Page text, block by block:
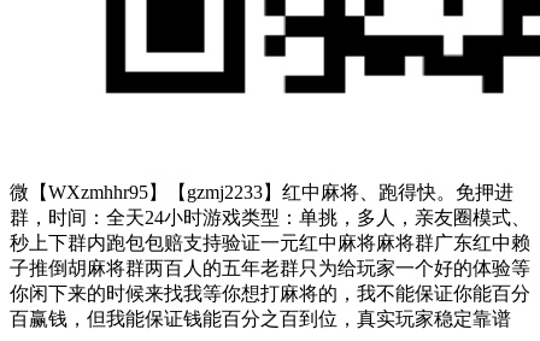
微【WXzmhhr95】【gzmj2233】红中麻将、跑得快。免押进
群，时间：全天24小时游戏类型：单挑，多人，亲友圈模式、
秒上下群内跑包包赔支持验证一元红中麻将麻将群广东红中赖
子推倒胡麻将群两百人的五年老群只为给玩家一个好的体验等
你闲下来的时候来找我等你想打麻将的，我不能保证你能百分
百赢钱，但我能保证钱能百分之百到位，真实玩家稳定靠谱